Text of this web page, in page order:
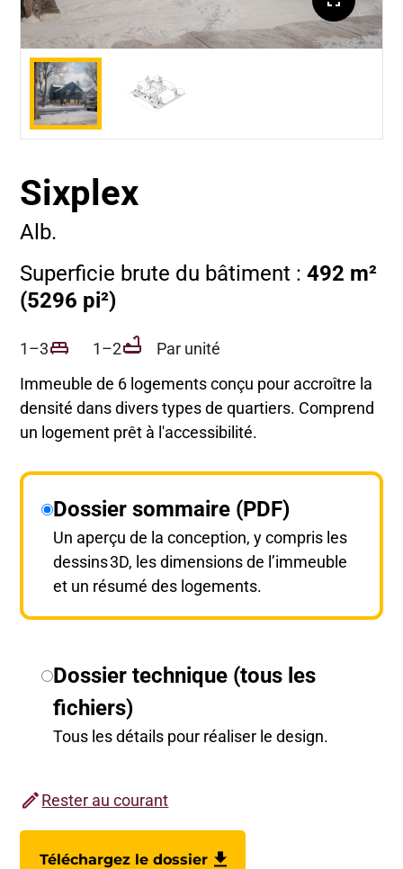
Sixplex
Alb.
Superficie brute du bâtiment :492 m²
(5296 pi²)
1–3 1–2
Par unité
Immeuble de 6 logements conçu pour accroître la
densité dans divers types de quartiers. Comprend
un logement prêt à l'accessibilité.
Dossier sommaire (PDF)
Un aperçu de la conception, y compris les
dessins 3D, les dimensions de l’immeuble
et un résumé des logements.
Dossier technique (tous les
fichiers)
Tous les détails pour réaliser le design.
Rester au courant
Téléchargez le dossier